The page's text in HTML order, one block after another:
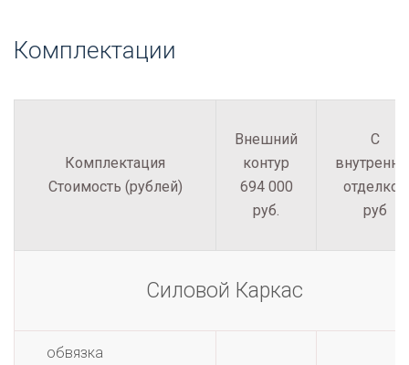
Комплектации
Комплектация
Стоимость (рублей)
Внешний
контур
694 000
руб.
С
отделкой
руб
Силовой Каркас
обвязка